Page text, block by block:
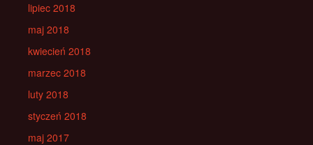
lipiec 2018
maj 2018
kwiecień 2018
marzec 2018
luty 2018
styczeń 2018
maj 2017